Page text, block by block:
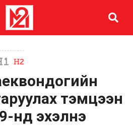
тэмцээн
нд эхэлнэ